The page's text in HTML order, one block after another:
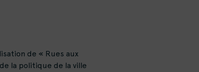
de « Rues aux
la politique de la ville